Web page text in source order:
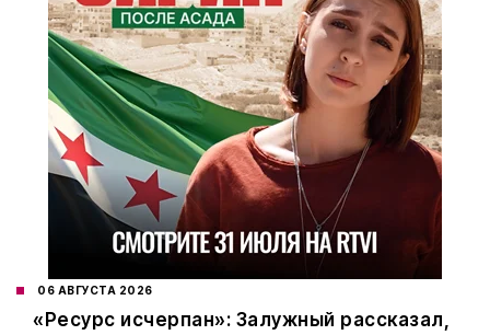
06 АВГУСТА 2026
«Ресурс исчерпан»: Залужный рассказал,